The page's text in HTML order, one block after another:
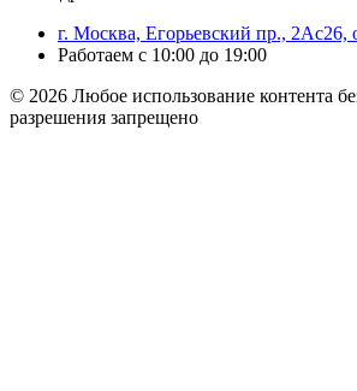
г. Москва, Егорьевский пр., 2Ас26,
Работаем с 10:00 до 19:00
© 2026 Любое использование контента
разрешения запрещено